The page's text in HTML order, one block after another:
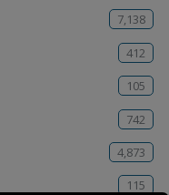
7,138
412
105
742
4,873
115